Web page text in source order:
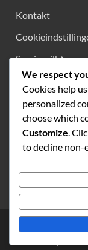
Kontakt
Servicevilkår
Hvem vi er
SØG
We respect
Cookies help
personalized
choose which
Customize .
to decline non-